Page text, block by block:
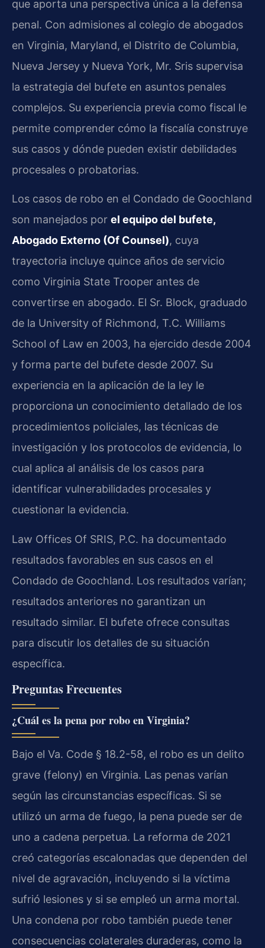
que aporta una perspectiva única a la defensa
penal. Con admisiones al colegio de abogados
en Virginia, Maryland, el Distrito de Columbia,
Nueva Jersey y Nueva York, Mr. Sris supervisa
la estrategia del bufete en asuntos penales
complejos. Su experiencia previa como fiscal le
permite comprender cómo la fiscalía construye
sus casos y dónde pueden existir debilidades
procesales o probatorias.
Los casos de robo en el Condado de Goochland
son manejados por el equipo del bufete,
Abogado Externo (Of Counsel), cuya
trayectoria incluye quince años de servicio
como Virginia State Trooper antes de
convertirse en abogado. El Sr. Block, graduado
de la University of Richmond, T.C. Williams
School of Law en 2003, ha ejercido desde 2004
y forma parte del bufete desde 2007. Su
experiencia en la aplicación de la ley le
proporciona un conocimiento detallado de los
procedimientos policiales, las técnicas de
investigación y los protocolos de evidencia, lo
cual aplica al análisis de los casos para
identificar vulnerabilidades procesales y
cuestionar la evidencia.
Law Offices Of SRIS, P.C. ha documentado
resultados favorables en sus casos en el
Condado de Goochland. Los resultados varían;
resultados anteriores no garantizan un
resultado similar. El bufete ofrece consultas
para discutir los detalles de su situación
específica.
Preguntas Frecuentes
¿Cuál es la pena por robo en Virginia?
Bajo el Va. Code § 18.2-58, el robo es un delito
grave (felony) en Virginia. Las penas varían
según las circunstancias específicas. Si se
utilizó un arma de fuego, la pena puede ser de
uno a cadena perpetua. La reforma de 2021
creó categorías escalonadas que dependen del
nivel de agravación, incluyendo si la víctima
sufrió lesiones y si se empleó un arma mortal.
Una condena por robo también puede tener
consecuencias colaterales duraderas, como la